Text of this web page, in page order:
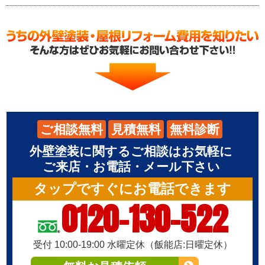
ご相談無料 見積無料
無料診断
外壁塗装に関するご相談はお気軽に
ご来店・お電話・メール下さい
タップですぐにお電話できます
0120-130-522
受付 10:00-19:00 水曜定休（飯能店:日曜定休）